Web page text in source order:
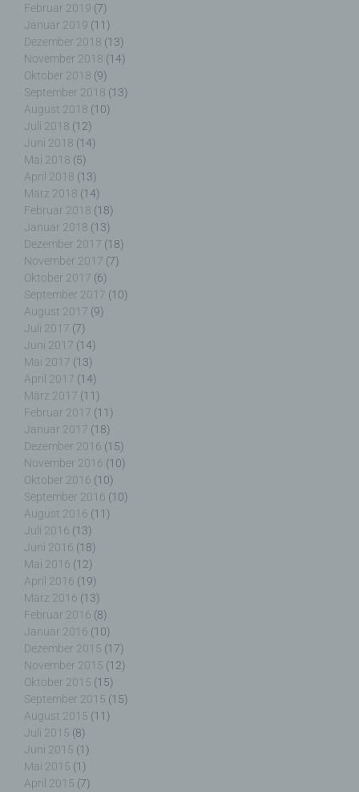
Februar 2019 (7)
Januar 2019 (11)
Dezember 2018 (13)
November 2018 (14)
Oktober 2018 (9)
September 2018 (13)
August 2018 (10)
Juli 2018 (12)
Juni 2018 (14)
Mai 2018 (5)
April 2018 (13)
März 2018 (14)
Februar 2018 (18)
Januar 2018 (13)
Dezember 2017 (18)
November 2017 (7)
Oktober 2017 (6)
September 2017 (10)
August 2017 (9)
Juli 2017 (7)
Juni 2017 (14)
Mai 2017 (13)
April 2017 (14)
März 2017 (11)
Februar 2017 (11)
Januar 2017 (18)
Dezember 2016 (15)
November 2016 (10)
Oktober 2016 (10)
September 2016 (10)
August 2016 (11)
Juli 2016 (13)
Juni 2016 (18)
Mai 2016 (12)
April 2016 (19)
März 2016 (13)
Februar 2016 (8)
Januar 2016 (10)
Dezember 2015 (17)
November 2015 (12)
Oktober 2015 (15)
September 2015 (15)
August 2015 (11)
Juli 2015 (8)
Juni 2015 (1)
Mai 2015 (1)
April 2015 (7)
Mittels eines Cookies können die Informationen
und Angebote auf unserer Internetseite im Sinne
des Benutzers optimiert werden. Cookies
ermöglichen uns, wie bereits erwähnt, die
Benutzer unserer Internetseite wiederzuerkennen.
Zweck dieser Wiedererkennung ist es, den
Nutzern die Verwendung unserer Internetseite zu
erleichtern. Der Benutzer einer Internetseite, die
Cookies verwendet, muss beispielsweise nicht bei
jedem Besuch der Internetseite erneut seine
Zugangsdaten eingeben, weil dies von der
Internetseite und dem auf dem Computersystem
des Benutzers abgelegten Cookie übernommen
wird. Ein weiteres Beispiel ist das Cookie eines
Warenkorbes im Online-Shop. Der Online-Shop
merkt sich die Artikel, die ein Kunde in den
virtuellen Warenkorb gelegt hat, über ein Cookie.
Die betroffene Person kann die Setzung von
Cookies durch unsere Internetseite jederzeit
mittels einer entsprechenden Einstellung des
genutzten Internetbrowsers verhindern und damit
der Setzung von Cookies dauerhaft
widersprechen. Ferner können bereits gesetzte
Cookies jederzeit über einen Internetbrowser oder
andere Softwareprogramme gelöscht werden. Dies
ist in allen gängigen Internetbrowsern möglich.
Deaktiviert die betroffene Person die Setzung von
Cookies in dem genutzten Internetbrowser, sind
unter Umständen nicht alle Funktionen unserer
Internetseite vollumfänglich nutzbar.
Erfassung von allgemeinen Daten und
Informationen
Die Internetseite erfasst mit jedem Aufruf der
Internetseite durch eine betroffene Person oder ein
automatisiertes System eine Reihe von
allgemeinen Daten und Informationen. Diese
allgemeinen Daten und Informationen werden in
den Logfiles des Servers gespeichert. Erfasst
werden können die (1) verwendeten Browsertypen
und Versionen, (2) das vom zugreifenden System
verwendete Betriebssystem, (3) die Internetseite,
von welcher ein zugreifendes System auf unsere
Internetseite gelangt (sogenannte Referrer), (4) die
Unterwebseiten, welche über ein zugreifendes